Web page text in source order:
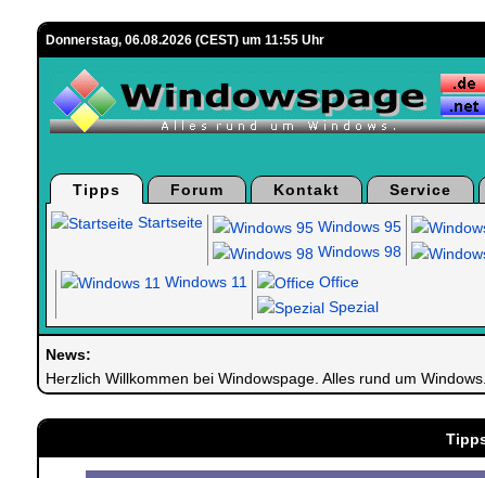
Donnerstag, 06.08.2026 (CEST) um 11:55 Uhr
Tipps Forum Kontakt Service
Startseite
Windows 95
Windows 98
Windows 11
Office
Spezial
News:
Herzlich Willkommen bei Windowspage. Alles rund um Windows.